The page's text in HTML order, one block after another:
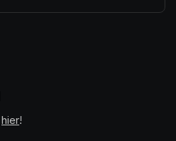
(opens in a new tab)
hier(opens in a new tab)
!